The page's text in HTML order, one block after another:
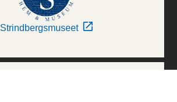
Strindbergsmuseet